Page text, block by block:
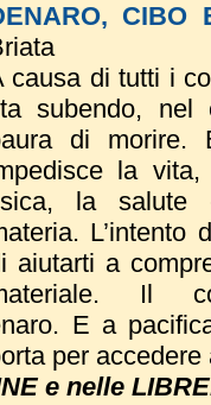
CIBO
causa di tutti i
subendo,
di morire.
la
la
L’intento
aiutarti a
Il
E a
per accedere
e nelle